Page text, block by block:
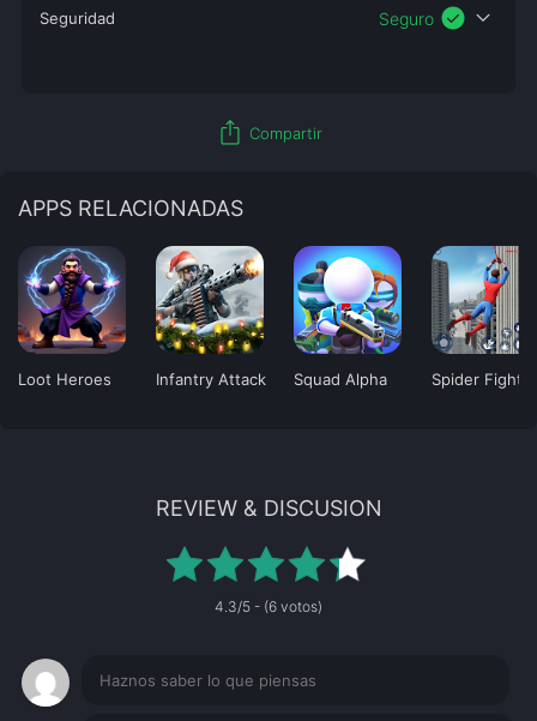
Seguridad Seguro check_circle expand_more
ios_share Compartir
APPS RELACIONADAS
Loot Heroes Infantry Attack Squad Alpha Spider
REVIEW & DISCUSION
4.3/5 - (6 votos)